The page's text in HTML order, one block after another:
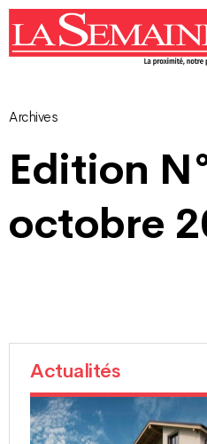
Archives
Edition
octobre
Actualités
Navigation
des
articles